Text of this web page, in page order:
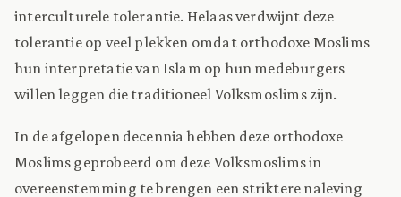
interculturele tolerantie. Helaas verdwijnt deze
tolerantie op veel plekken omdat orthodoxe Moslims
hun interpretatie van Islam op hun medeburgers
willen leggen die traditioneel Volksmoslims zijn.
In de afgelopen decennia hebben deze orthodoxe
Moslims geprobeerd om deze Volksmoslims in
overeenstemming te brengen een striktere naleving